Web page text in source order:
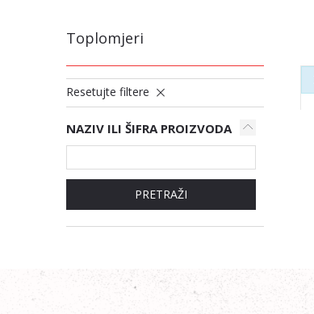
Toplomjeri
Resetujte filtere
NAZIV ILI ŠIFRA PROIZVODA
PRETRAŽI